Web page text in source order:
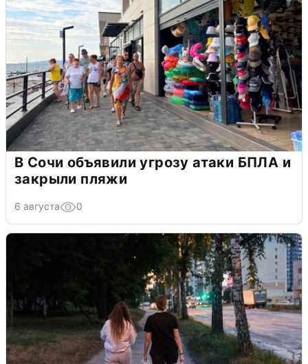
В Сочи объявили угрозу атаки БПЛА и
закрыли пляжи
6 августа 0